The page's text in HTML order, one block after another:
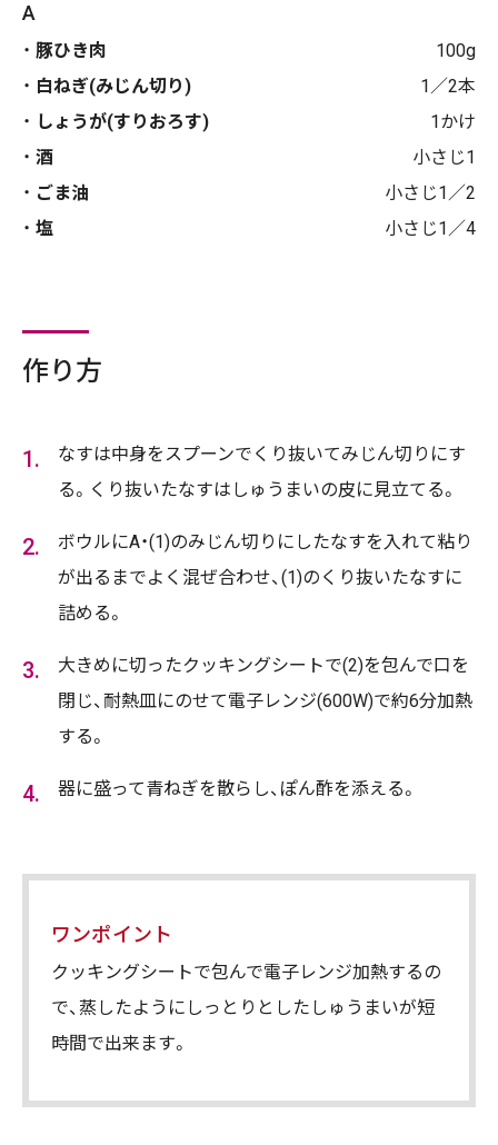
A
豚ひき肉
100g
白ねぎ(みじん切り)
1／2本
しょうが(すりおろす)
1かけ
酒
小さじ1
ごま油
小さじ1／2
塩
小さじ1／4
作り方
なすは中身をスプーンでくり抜いてみじん切りにす
る。くり抜いたなすはしゅうまいの皮に見立てる。
ボウルにA・(1)のみじん切りにしたなすを入れて粘り
が出るまでよく混ぜ合わせ、(1)のくり抜いたなすに
詰める。
大きめに切ったクッキングシートで(2)を包んで口を
閉じ、耐熱皿にのせて電子レンジ(600W)で約6分加熱
する。
器に盛って青ねぎを散らし、ぽん酢を添える。
ワンポイント
クッキングシートで包んで電子レンジ加熱するの
で、蒸したようにしっとりとしたしゅうまいが短
時間で出来ます。